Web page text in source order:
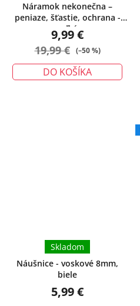
Náramok nekonečna –
peniaze, šťastie, ochrana -
veľký
9,99 €
19,99 € (–50 %)
DO KOŠÍKA
Náušnice - voskové 8mm,
biele
Skladom
5,99 €